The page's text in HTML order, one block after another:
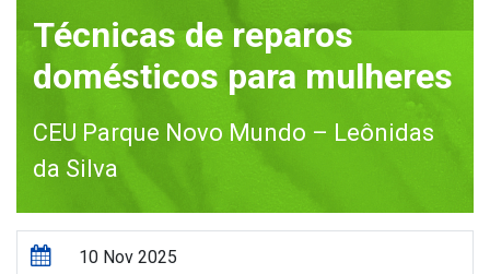
Técnicas de reparos
domésticos para mulheres
CEU Parque Novo Mundo – Leônidas
da Silva
10 Nov 2025